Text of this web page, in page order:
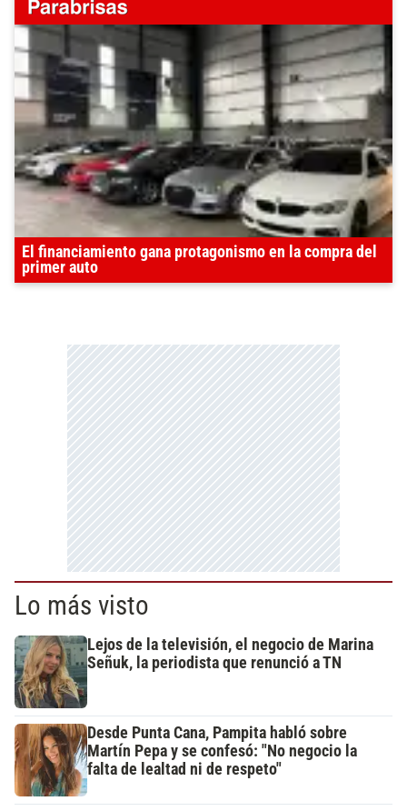
El financiamiento gana protagonismo en la compra del
primer auto
Lo más visto
Lejos de la televisión, el negocio de Marina
Señuk, la periodista que renunció a TN
Desde Punta Cana, Pampita habló sobre
Martín Pepa y se confesó: "No negocio la
falta de lealtad ni de respeto"